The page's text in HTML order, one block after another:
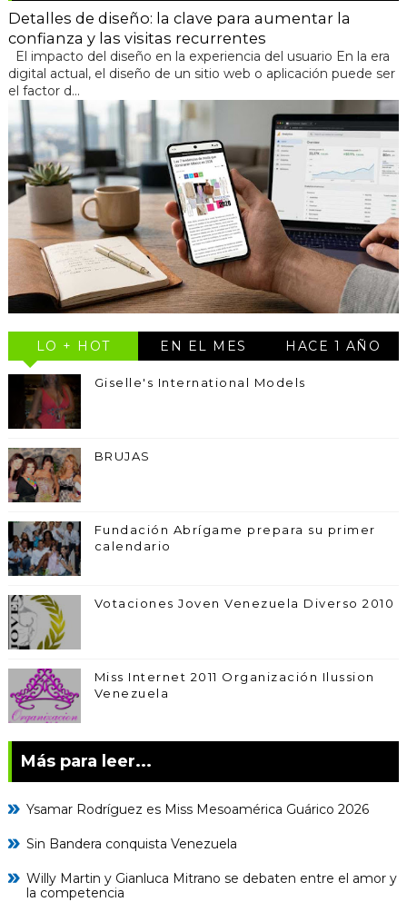
Detalles de diseño: la clave para aumentar la
confianza y las visitas recurrentes
El impacto del diseño en la experiencia del usuario En la era
digital actual, el diseño de un sitio web o aplicación puede ser
el factor d...
LO + HOT EN EL MES HACE 1 AÑO
Giselle's International Models
BRUJAS
Fundación Abrígame prepara su primer
calendario
Votaciones Joven Venezuela Diverso 2010
Miss Internet 2011 Organización Ilussion
Venezuela
Más para leer...
Ysamar Rodríguez es Miss Mesoamérica Guárico 2026
Sin Bandera conquista Venezuela
Willy Martin y Gianluca Mitrano se debaten entre el amor y
la competencia